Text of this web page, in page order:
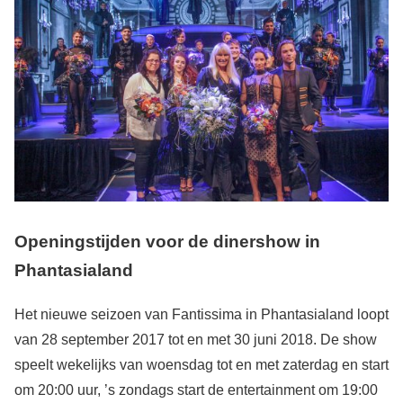
Openingstijden voor de dinershow in
Phantasialand
Het nieuwe seizoen van Fantissima in Phantasialand loopt
van 28 september 2017 tot en met 30 juni 2018. De show
speelt wekelijks van woensdag tot en met zaterdag en start
om 20:00 uur, ’s zondags start de entertainment om 19:00